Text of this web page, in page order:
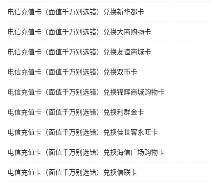
电信充值卡（面值千万别选错）兑换新华都卡
电信充值卡（面值千万别选错）兑换大商购物卡
电信充值卡（面值千万别选错）兑换友谊商城卡
电信充值卡（面值千万别选错）兑换双币卡
电信充值卡（面值千万别选错）兑换锦辉商城购物卡
电信充值卡（面值千万别选错）兑换利群金卡
电信充值卡（面值千万别选错）兑换佳世客永旺卡
电信充值卡（面值千万别选错）兑换海信广场购物卡
电信充值卡（面值千万别选错）兑换信联卡